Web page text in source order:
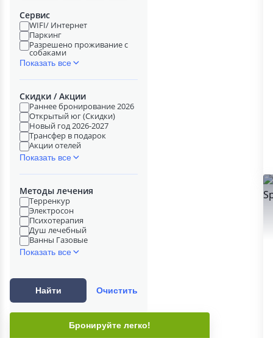
Сервис
WIFI/ Интернет
Паркинг
Разрешено проживание с
собаками
Показать все
Скидки / Акции
Раннее бронирование 2026
Открытый юг (Скидки)
Новый год 2026-2027
Трансфер в подарок
Акции отелей
Показать все
Методы лечения
Терренкур
Электросон
Психотерапия
Душ лечебный
Ванны Газовые
Показать все
Найти Очистить
Бронируйте легко!